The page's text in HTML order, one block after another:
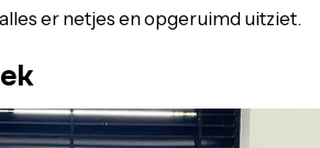
er netjes en opgeruimd uitziet.